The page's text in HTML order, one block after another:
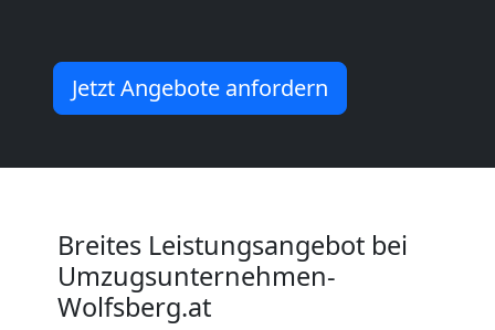
Jetzt Angebote anfordern
Breites Leistungsangebot bei
Umzugsunternehmen-
Wolfsberg.at
Möbeltransport
Beiladung
Wolfsberg